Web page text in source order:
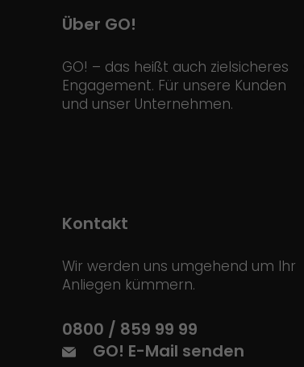
Über GO!
GO! – das heißt auch zielsicheres
Engagement. Für unsere Kunden
und unser Unternehmen.
Kontakt
Wir werden uns umgehend um Ihr
Anliegen kümmern.
0800 / 859 99 99
GO! E-Mail senden